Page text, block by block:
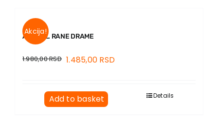
Akcija!
ANATOL. RANE DRAME
1.980,00RSD 1.485,00 RSD
Add to basket Details